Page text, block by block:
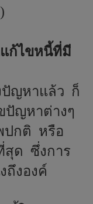
แก้ไขหนี้ที่มี
ปัญหาแล้ว ก็
ปัญหาต่างๆ
ปกติ หรือ
สุด ซึ่งการ
ถึงองค์